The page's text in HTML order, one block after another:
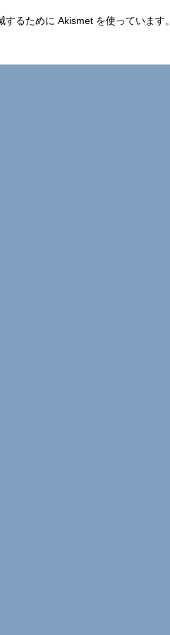
るために Akismet を使っています。